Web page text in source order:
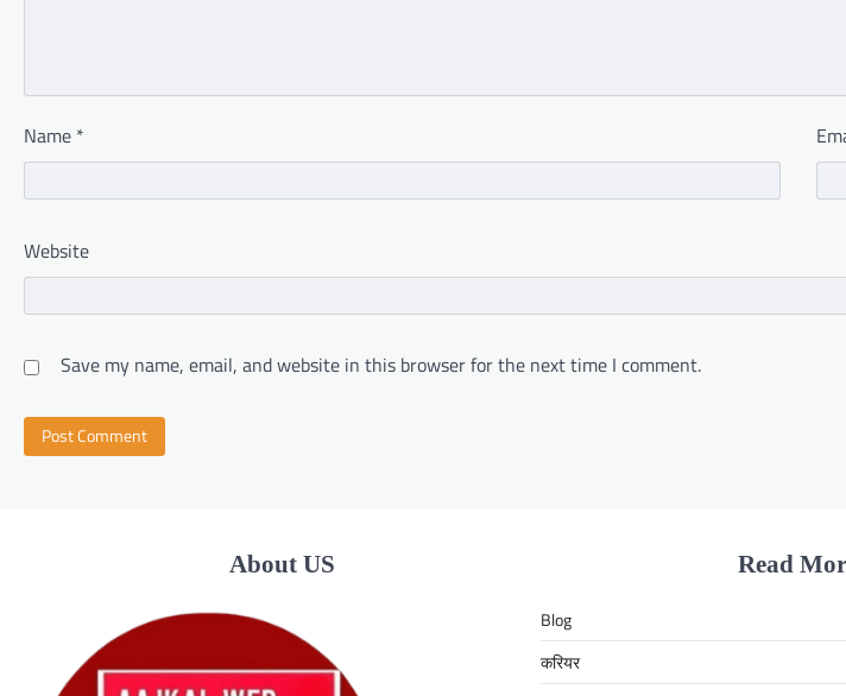
Name *
Website
Save my name, email, and website in this browser for the next time I comment.
About US Read
Blog
करियर